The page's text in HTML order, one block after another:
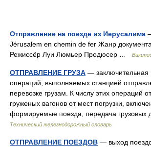
Отправление на поезде из Иерусалима
Jérusalem en chemin de fer Жанр
Режиссёр Луи Люмьер Продюсер …
ОТПРАВЛЕНИЕ ГРУЗА — заключительная
операций, выполняемых станцией
перевозке грузам. К числу этих операций
груженых вагонов от мест погрузки,
формируемые поезда, передача грузовых
Технический железнодорожный словарь
ОТПРАВЛЕНИЕ ПОЕЗДОВ — выход